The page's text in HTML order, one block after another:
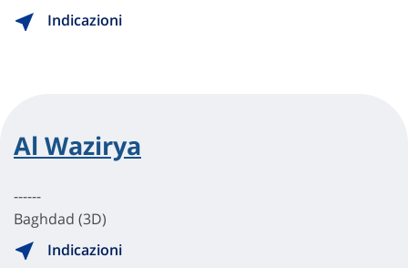
Indicazioni
Al Wazirya
------
Baghdad (3D)
Indicazioni